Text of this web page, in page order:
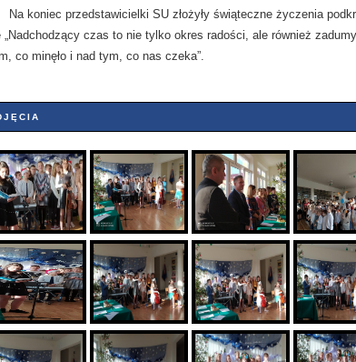
Na koniec przedstawicielki SU złożyły świąteczne życzenia
„Nadchodzący czas to nie tylko okres radości, ale również
co minęło i nad tym, co nas czeka”.